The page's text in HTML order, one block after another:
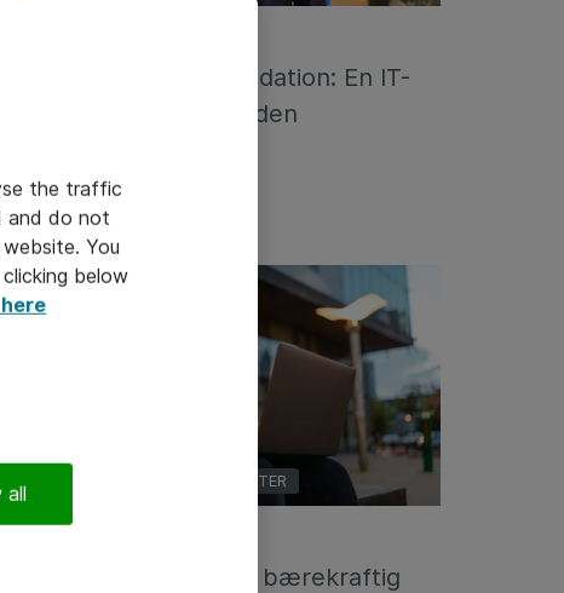
VMware Cloud Foundation: En IT-
plattform for fremtiden
SKYTJENESTER OG DATASENTER
Fem tips for en mer bærekraftig
the traffic
and do not
You
below
all